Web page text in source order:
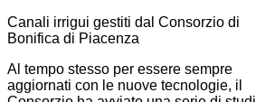
Canali irrigui gestiti dal Consorzio di
Bonifica di Piacenza
Al tempo stesso per essere sempre
aggiornati con le nuove tecnologie, il